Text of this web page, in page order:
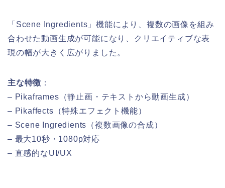
「Scene Ingredients」機能により、複数の画像を組み
合わせた動画生成が可能になり、クリエイティブな表
現の幅が大きく広がりました。
主な特徴 ：
– Pikaframes（静止画・テキストから動画生成）
– Pikaffects（特殊エフェクト機能）
– Scene Ingredients（複数画像の合成）
– 最大10秒・1080p対応
– 直感的なUI/UX